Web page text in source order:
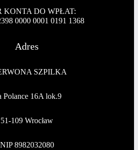
KONTA DO WPŁAT:
0000 0001 0191 1368
Adres
SZPILKA
Polance 16A lok.9
51-109 Wrocław
NIP 8982032080